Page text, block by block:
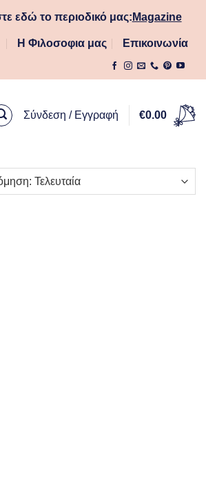
εδώ το περιοδικό μας: Magazine
Η Φιλοσοφια μας Επικοινωνία
Σύνδεση / Εγγραφή €0.00